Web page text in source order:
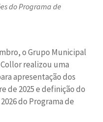
do Programa de
o Grupo Municipal
realizou uma
apresentação dos
de 2025 e definição do
do Programa de